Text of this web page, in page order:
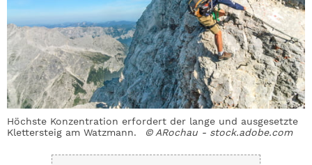
Höchste Konzentration erfordert der lange und ausgesetzte
Klettersteig am Watzmann.
© ARochau - stock.adobe.com